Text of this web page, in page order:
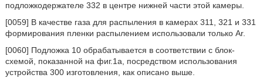
подложкодержателе 332 в центре нижней части этой камеры.
[0059] В качестве газа для распыления в камерах 311, 321 и 331
формирования пленки распылением использовали только Ar.
[0060] Подложка 10 обрабатывается в соответствии с блок-
схемой, показанной на фиг.1a, посредством использования
устройства 300 изготовления, как описано выше.